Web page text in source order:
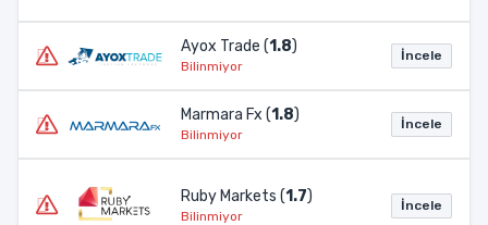
Ayox Trade (1.8)
Bilinmiyor
İncele
Marmara Fx (1.8)
Bilinmiyor
İncele
Ruby Markets (1.7)
Bilinmiyor
İncele